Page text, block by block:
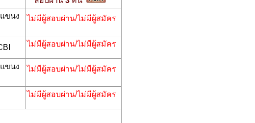
ขนง
ไม่มีผู้สอบผ่าน/ไม่มีผู้สมัคร
ไม่มีผู้สอบผ่าน/ไม่มีผู้สมัคร
ขนง
ไม่มีผู้สอบผ่าน/ไม่มีผู้สมัคร
ไม่มีผู้สอบผ่าน/ไม่มีผู้สมัคร